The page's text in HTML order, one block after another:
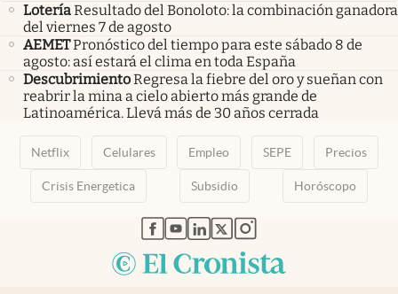
LoteríaResultado del Bonoloto: la combinación ganadora
del viernes 7 de agosto
AEMETPronóstico del tiempo para este sábado 8 de
agosto: así estará el clima en toda España
DescubrimientoRegresa la fiebre del oro y sueñan con
reabrir la mina a cielo abierto más grande de
Latinoamérica. Llevá más de 30 años cerrada
Netflix Celulares Empleo SEPE Precios
Crisis Energetica Subsidio Horóscopo
abre en nueva pestaña
abre en nueva pestaña
abre en nueva pestaña
abre en nueva pestaña
abre en nueva pestaña